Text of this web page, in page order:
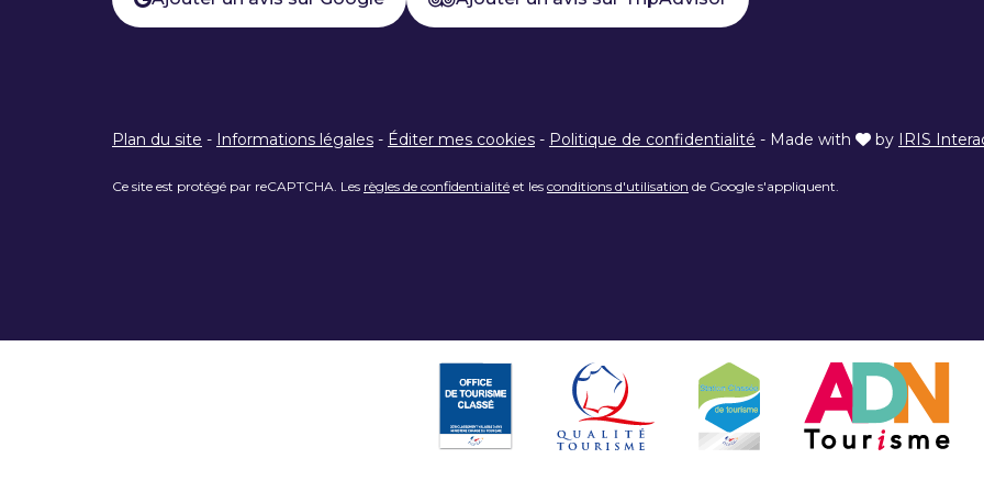
Plan du site - Informations légales - Éditer mes cookies - Politique de confidentialité - Made with by IRIS
Ce site est protégé par reCAPTCHA. Les règles de confidentialité et les conditions d'utilisation de Google s'appliquent.